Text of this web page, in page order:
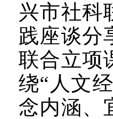
兴市社科
践座谈分
联合立项
绕“人文
念内涵、